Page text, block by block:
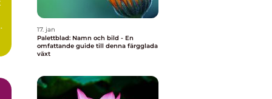
17. jan
Palettblad: Namn och bild - En
omfattande guide till denna färgglada
växt